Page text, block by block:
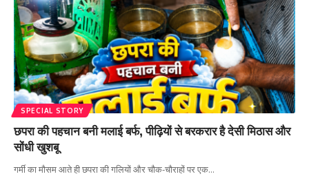
SPECIAL STORY
छपरा की पहचान बनी मलाई बर्फ, पीढ़ियों से बरकरार है देसी मिठास और
सोंधी खुशबू
गर्मी का मौसम आते ही छपरा की गलियों और चौक-चौराहों पर एक…